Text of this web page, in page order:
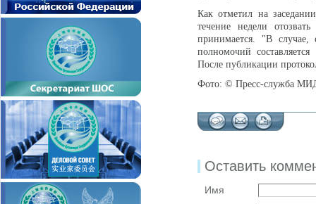
Как отметил на
течение недели
принимается. "В случае,
полномочий
После публикации
Фото: © Пресс-служба
Оставить
Имя